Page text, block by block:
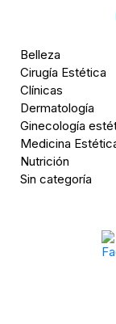
Belleza
Cirugía Estética
Clínicas
Dermatología
Ginecología
Medicina
Nutrición
Sin categoría